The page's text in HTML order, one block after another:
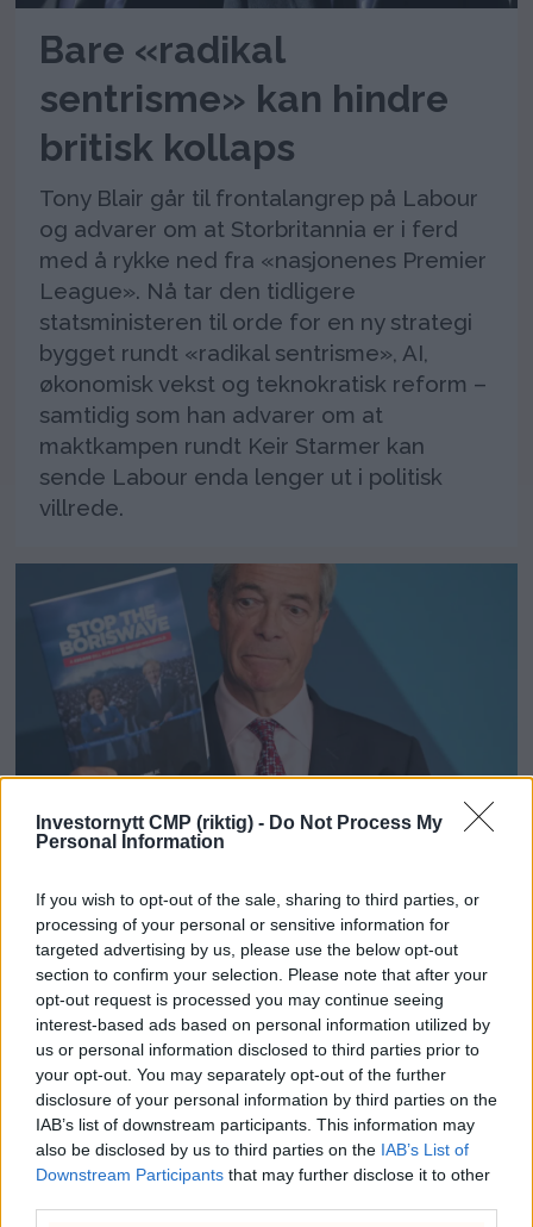
Investornytt CMP (riktig) - Do Not Process My
Personal Information
If you wish to opt-out of the sale, sharing to third parties, or
processing of your personal or sensitive information for
targeted advertising by us, please use the below opt-out
section to confirm your selection. Please note that after your
opt-out request is processed you may continue seeing
interest-based ads based on personal information utilized by
us or personal information disclosed to third parties prior to
your opt-out. You may separately opt-out of the further
disclosure of your personal information by third parties on the
IAB’s list of downstream participants. This information may
also be disclosed by us to third parties on the IAB’s List of
Downstream Participants that may further disclose it to other
Bare «radikal
sentrisme» kan hindre
britisk kollaps
Tony Blair går til frontalangrep på Labour
og advarer om at Storbritannia er i ferd
med å rykke ned fra «nasjonenes Premier
League». Nå tar den tidligere
statsministeren til orde for en ny strategi
bygget rundt «radikal sentrisme», AI,
økonomisk vekst og teknokratisk reform –
samtidig som han advarer om at
maktkampen rundt Keir Starmer kan
sende Labour enda lenger ut i politisk
villrede.
Lowe angriper Farage
«kontrollert opposisjon»
Mens Nigel Farage rir på rekordmålinger,
går Rupert Lowe til frontalangrep mot
Reform-lederen og kaller ham
«kontrollert opposisjon». Nå kan
høyresidens borgerkrig ende med å
sende Labour-stjernen Andy Burnham
tilbake til Westminster – og kanskje helt til